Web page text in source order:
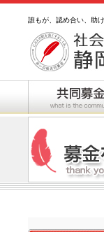
誰もが、認め合い、助